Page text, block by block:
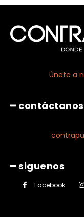
Únete a
━ contáctanos
━ siguenos
Facebook